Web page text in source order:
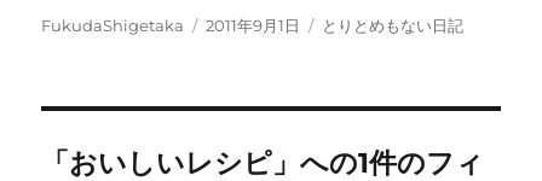
投
FukudaShigetaka
投
2011年9月1日
カ
とりとめもない日記
「おいしいレシピ」への1件のフィ